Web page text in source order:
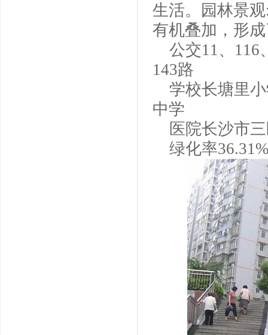
生活。园林景观
有机叠加，形
公交11、 116
143路
学校长塘里小
中学
医院长沙市三
绿化率36.31%